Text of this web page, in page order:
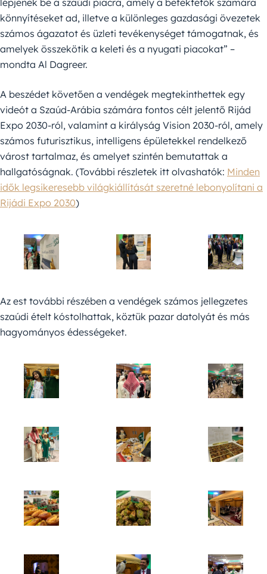
könnyítéseket ad, illetve a különleges gazdasági övezetek
számos ágazatot és üzleti tevékenységet támogatnak, és
amelyek összekötik a keleti és a nyugati piacokat” –
mondta Al Dagreer.
A beszédet követően a vendégek megtekinthettek egy
videót a Szaúd-Arábia számára fontos célt jelentő Rijád
Expo 2030-ról, valamint a királyság Vision 2030-ról, amely
számos futurisztikus, intelligens épületekkel rendelkező
várost tartalmaz, és amelyet szintén bemutattak a
hallgatóságnak. (További részletek itt olvashatók: Minden
idők legsikeresebb világkiállítását szeretné lebonyolítani a
Rijádi Expo 2030)
Az est további részében a vendégek számos jellegzetes
szaúdi ételt kóstolhattak, köztük pazar datolyát és más
hagyományos édességeket.